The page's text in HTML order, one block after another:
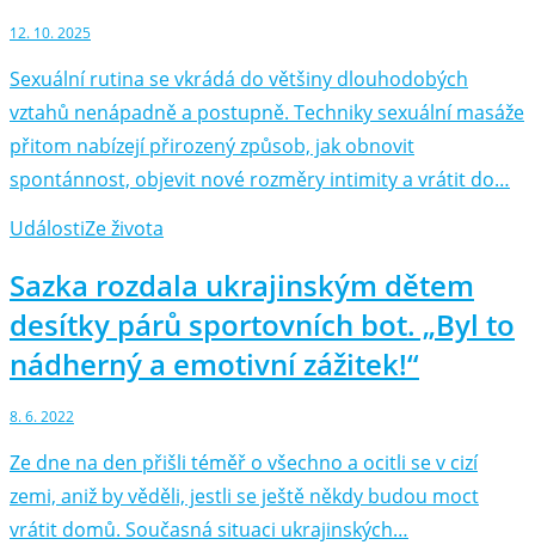
12. 10. 2025
Sexuální rutina se vkrádá do většiny dlouhodobých
vztahů nenápadně a postupně. Techniky sexuální masáže
přitom nabízejí přirozený způsob, jak obnovit
spontánnost, objevit nové rozměry intimity a vrátit do…
UdálostiZe života
Sazka rozdala ukrajinským dětem
desítky párů sportovních bot. „Byl to
nádherný a emotivní zážitek!“
8. 6. 2022
Ze dne na den přišli téměř o všechno a ocitli se v cizí
zemi, aniž by věděli, jestli se ještě někdy budou moct
vrátit domů. Současná situaci ukrajinských…